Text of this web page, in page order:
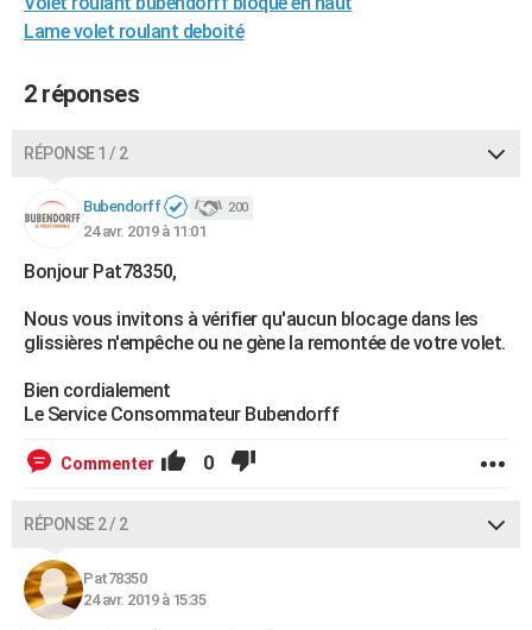
Lame volet roulant deboité
2 réponses
RÉPONSE 1 / 2
Bubendorff 200
24 avr. 2019 à 11:01
Bonjour Pat78350,
Nous vous invitons à vérifier qu'aucun blocage dans les
glissières n'empêche ou ne gène la remontée de votre volet.
Bien cordialement
Le Service Consommateur Bubendorff
Commenter 0
RÉPONSE 2 / 2
Pat78350
24 avr. 2019 à 15:35